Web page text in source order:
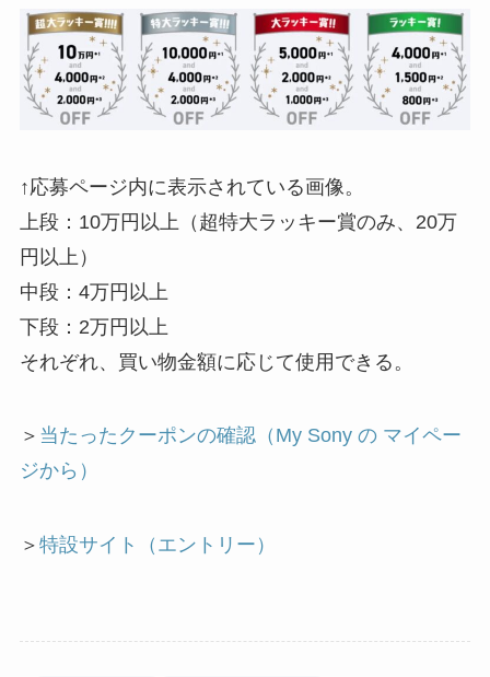
↑応募ページ内に表示されている画像。
上段：10万円以上（超特大ラッキー賞のみ、20万
円以上）
中段：4万円以上
下段：2万円以上
それぞれ、買い物金額に応じて使用できる。
＞ 当たったクーポンの確認（My Sony の マイペー
ジから）
＞ 特設サイト（エントリー）